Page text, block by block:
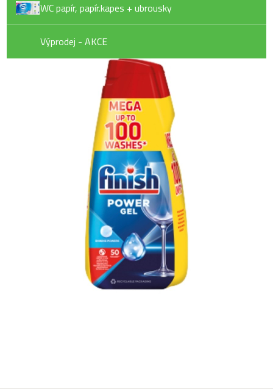
WC papír, papír.kapes + ubrousky
Výprodej - AKCE
Finish gel Power
109,90 Kč